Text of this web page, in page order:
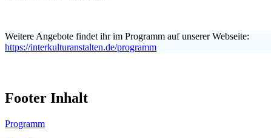
Weitere Angebote findet ihr im Programm auf unserer Webseite:
https://interkulturanstalten.de/programm
Footer Inhalt
Programm